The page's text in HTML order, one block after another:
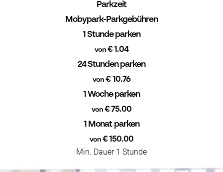
Parkzeit
Mobypark-Parkgebühren
1 Stunde parken
von€ 1.04
24 Stunden parken
von € 10.76
1 Woche parken
von€ 75.00
1 Monat parken
von€ 150.00
Min. Dauer 1 Stunde